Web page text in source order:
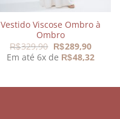
Vestido Viscose Ombro à
Ombro
R$329,90 O
preço
original
R$289,90O
preço
atual
Em até 6x de R$48,32